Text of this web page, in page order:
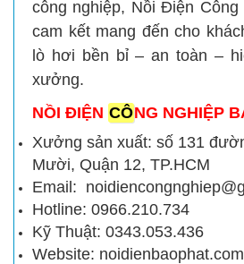
công nghiệp, Nồi Điện Công
cam kết mang đến cho
lò hơi bền bỉ – an toàn –
xưởng.
NỒI ĐIỆN CÔNG NGHIỆP
Xưởng sản xuất: số 131
Mười, Quận 12, TP.HCM
Email:
Hotline: 0966.210.734
Kỹ Thuật: 0343.053.436
Website: noidienbaophat.com